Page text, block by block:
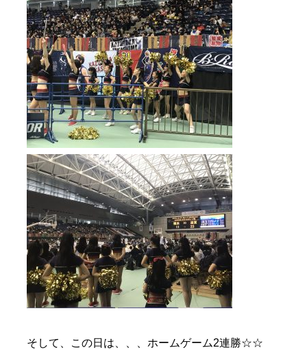
そして、この日は、、、ホームゲーム2連勝☆☆